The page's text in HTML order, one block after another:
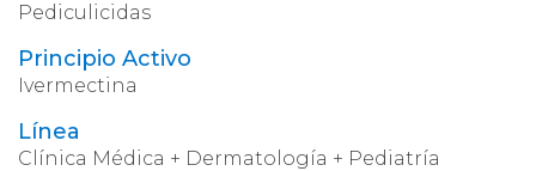
Pediculicidas
Principio Activo
Ivermectina
Línea
Clínica Médica + Dermatología + Pediatría